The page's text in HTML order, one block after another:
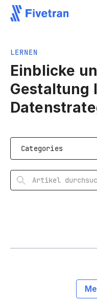
LERNEN
Einblicke
Gestaltung
Categories
Search articles